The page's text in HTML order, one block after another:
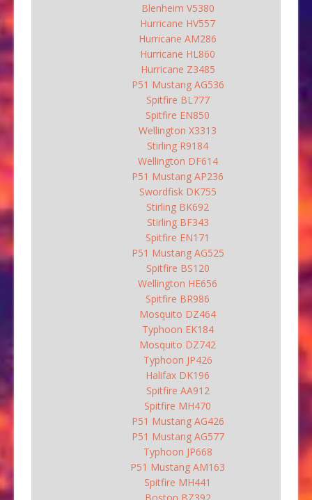
Blenheim V5380
Hurricane HV557
Hurricane AM286
Hurricane HL860
Hurricane Z3485
P51 Mustang AG536
Spitfire BL777
Spitfire EN850
Wellington X3313
Stirling R9184
Wellington DF614
P51 Mustang AP236
Swordfisk DK755
Stirling BK692
Stirling BF343
Spitfire EN171
P51 Mustang AG525
Spitfire BS120
Wellington HE656
Spitfire BR986
Mosquito DZ464
Typhoon EK184
Mosquito DZ742
Typhoon JP426
Halifax DK196
Spitfire AA912
Spitfire MH470
P51 Mustang AG426
P51 Mustang AG577
Typhoon JP668
P51 Mustang AM163
Spitfire MH441
Boston BZ392